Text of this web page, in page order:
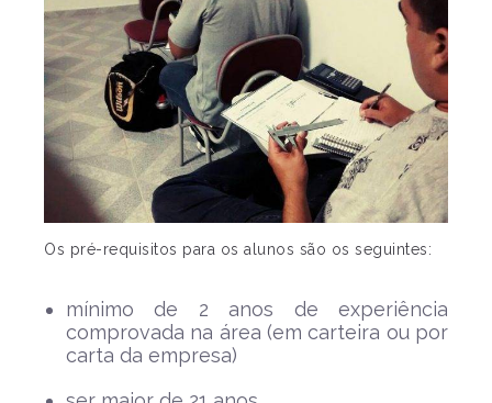
Os pré-requisitos para os alunos são os seguintes:
mínimo de 2 anos de experiência
comprovada na área (em carteira ou por
carta da empresa)